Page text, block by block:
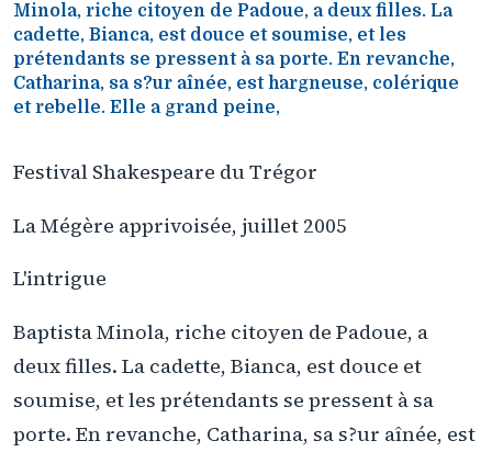
Minola, riche citoyen de Padoue, a deux filles. La
cadette, Bianca, est douce et soumise, et les
prétendants se pressent à sa porte. En revanche,
Catharina, sa s?ur aînée, est hargneuse, colérique
et rebelle. Elle a grand peine,
Festival Shakespeare du Trégor
La Mégère apprivoisée, juillet 2005
L'intrigue
Baptista Minola, riche citoyen de Padoue, a
deux filles. La cadette, Bianca, est douce et
soumise, et les prétendants se pressent à sa
porte. En revanche, Catharina, sa s?ur aînée, est